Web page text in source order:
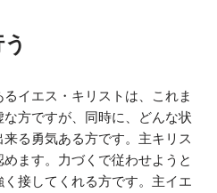
イエス・キリストは、これま
方ですが、同時に、どんな状
る勇気ある方です。主キリス
ます。力づくで従わせようと
接してくれる方です。主イエ